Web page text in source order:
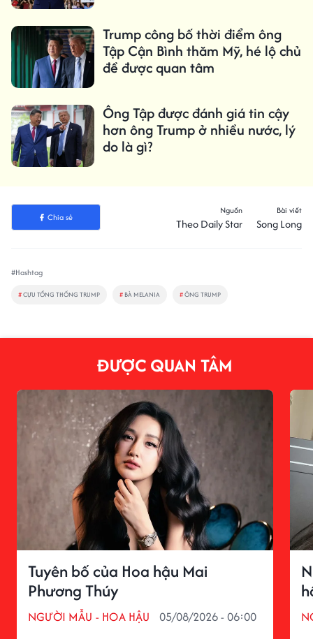
Trump công bố thời điểm ông
Tập Cận Bình thăm Mỹ, hé lộ chủ
đề được quan tâm
Ông Tập được đánh giá tin cậy
hơn ông Trump ở nhiều nước, lý
do là gì?
Chia sẻ
Nguồn
Theo Daily Star
Bài viết
Song Long
#Hashtag
#CỰU TỔNG THỐNG TRUMP # BÀ MELANIA #ÔNG TRUMP
ĐƯỢC QUAN TÂM
Tuyên bố của Hoa hậu Mai
Phương Thúy
NGƯỜI MẪU - HOA HẬU 05/08/2026 - 06:00